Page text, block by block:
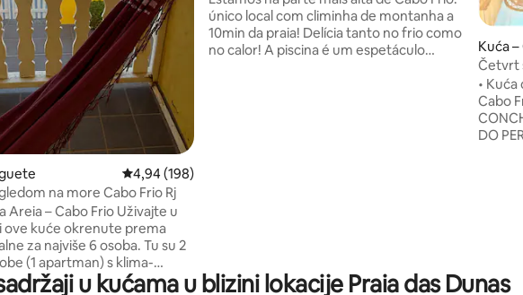
recenzija: 118
Prosječna ocjena: 4,94/5, recenzija: 198
4,94 (198)
na more Cabo Frio Rj
– Cabo Frio Uživajte u
ove kuće okrenute prema
za najviše 6 osoba. Tu su 2
(1 apartman) s klima-
dnevni boravak s TV-om,
único local com climinha de montanha a
10min da praia! Delícia tanto no frio como
no calor! A piscina é um espetáculo
Kuća
Četvrt
•
Cabo
DO
u kućama u blizini lokacije Praia das Dunas